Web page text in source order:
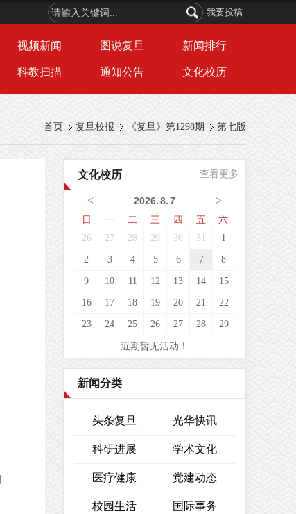
我要投稿
视频新闻 图说复旦 新闻排行
科教扫描 通知公告 文化校历
首页 复旦校报 《复旦》第1298期 第七版
文化校历 查看更多
< >
2026.8.7
日
一 二 三 四 五 六
26 27 28 29 30 31 1
2 3 4 5 6 7 8
9 10 11 12 13 14 15
16 17 18 19 20 21 22
23 24 25 26 27 28 29
近期暂无活动！
新闻分类
头条复旦 光华快讯
科研进展 学术文化
医疗健康 党建动态
校园生活 国际事务